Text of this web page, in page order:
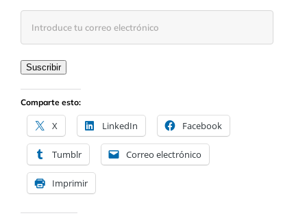
electrónico
Suscribir
Comparte esto:
X LinkedIn Facebook
Tumblr Correo electrónico
Imprimir